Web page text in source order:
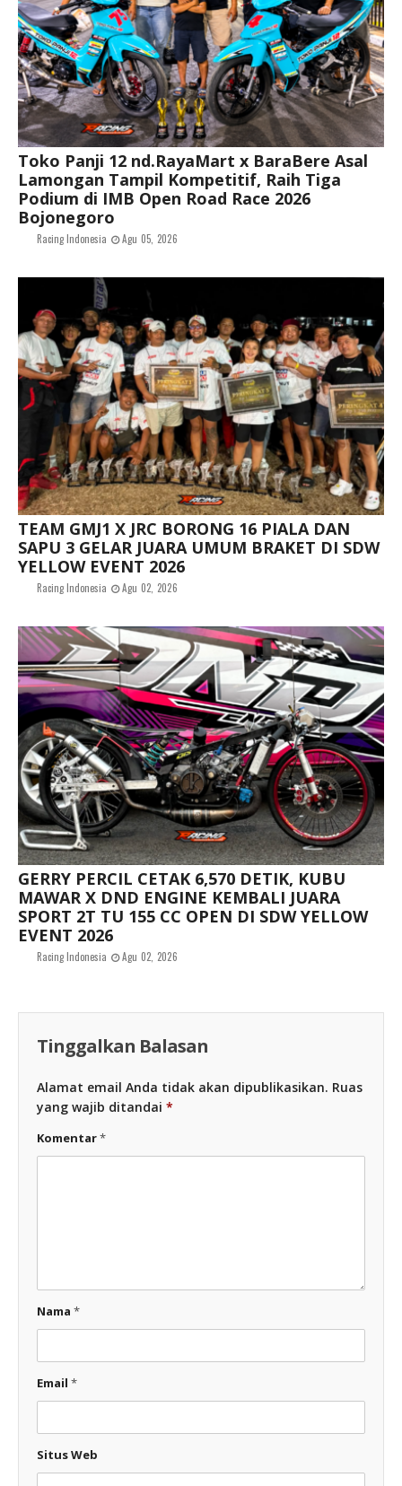
Toko Panji 12 nd.RayaMart x BaraBere Asal
Lamongan Tampil Kompetitif, Raih Tiga
Podium di IMB Open Road Race 2026
Bojonegoro
Racing Indonesia Agu 05, 2026
TEAM GMJ1 X JRC BORONG 16 PIALA DAN
SAPU 3 GELAR JUARA UMUM BRAKET DI SDW
YELLOW EVENT 2026
Racing Indonesia Agu 02, 2026
GERRY PERCIL CETAK 6,570 DETIK, KUBU
MAWAR X DND ENGINE KEMBALI JUARA
SPORT 2T TU 155 CC OPEN DI SDW YELLOW
EVENT 2026
Racing Indonesia Agu 02, 2026
Tinggalkan Balasan
Alamat email Anda tidak akan dipublikasikan. Ruas
yang wajib ditandai *
Komentar*
Nama *
Email *
Situs Web